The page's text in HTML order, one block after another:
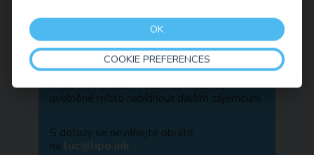
Na místě bude připravena
Kapacita akce je omezená, proto je
nutná registrace.
Pokud se nakonec nebudete moci zúčastnit,
dejte nám prosím vědět, ať můžeme
uvolněné místo nabídnout dalším zájemcům.
S dotazy se neváhejte obrátit
na luc@lipo.ink.
OK
COOKIE PREFERENCES